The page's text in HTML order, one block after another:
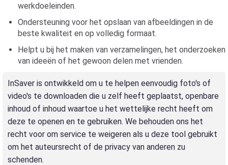
werkdoeleinden.
Ondersteuning voor het opslaan van afbeeldingen in de
beste kwaliteit en op volledig formaat.
Helpt u bij het maken van verzamelingen, het onderzoeken
van ideeën of het gewoon delen met vrienden.
InSaver is ontwikkeld om u te helpen eenvoudig foto's of
video's te downloaden die u zelf heeft geplaatst, openbare
inhoud of inhoud waartoe u het wettelijke recht heeft om
deze te openen en te gebruiken. We behouden ons het
recht voor om service te weigeren als u deze tool gebruikt
om het auteursrecht of de privacy van anderen zu
schenden.